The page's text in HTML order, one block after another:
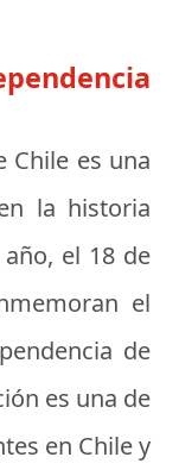
Chile es una
la historia
el 18 de
el
de
es una de
en Chile y